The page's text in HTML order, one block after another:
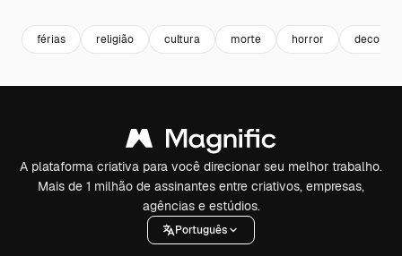
férias religião cultura morte horror
A plataforma criativa para você direcionar seu melhor trabalho.
Mais de 1 milhão de assinantes entre criativos, empresas,
agências e estúdios.
Português